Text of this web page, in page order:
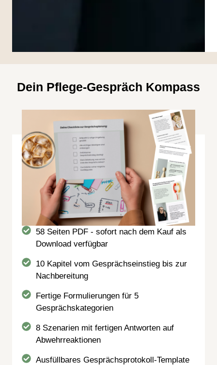
Dein Pflege-Gespräch Kompass
58 Seiten PDF - sofort nach dem Kauf als
Download verfügbar
10 Kapitel vom Gesprächseinstieg bis zur
Nachbereitung
Fertige Formulierungen für 5
Gesprächskategorien
8 Szenarien mit fertigen Antworten auf
Abwehrreaktionen
Ausfüllbares Gesprächsprotokoll-Template